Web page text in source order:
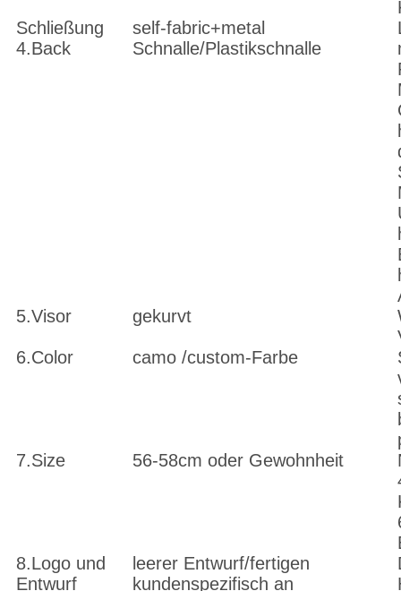
Schließung
4.Back
self-fabric+metal
Schnalle/Plastikschnalle
5.Visor
gekurvt
6.Color
camo /custom-Farbe
7.Size
56-58cm oder Gewohnheit
8.Logo und
Entwurf
leerer Entwurf/fertigen
kundenspezifisch an